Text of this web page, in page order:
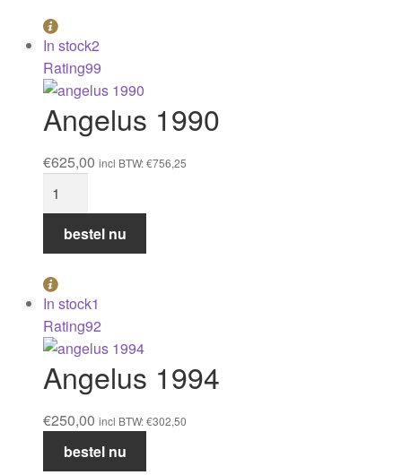
of
6
btl.
aantal
In stock2
Rating99
Angelus 1990
€625,00 incl BTW:€756,25
1990
aantal
bestel nu
In stock1
Rating92
Angelus 1994
€250,00 incl BTW:€302,50
Angelus
1994
bestel nu